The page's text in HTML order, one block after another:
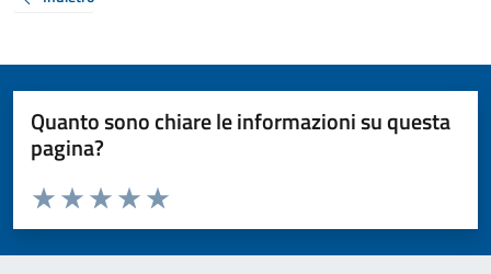
Quanto sono chiare le informazioni su questa
pagina?
Valuta da 1 a 5 stelle la pagina
Valuta 5 stelle su 5
Valuta 4 stelle su 5
Valuta 3 stelle su 5
Valuta 2 stelle su 5
Valuta 1 stelle su 5